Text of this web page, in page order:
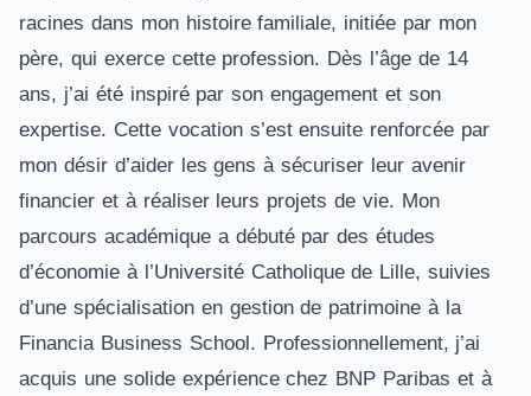
racines dans mon histoire familiale, initiée par mon
père, qui exerce cette profession. Dès l’âge de 14
ans, j’ai été inspiré par son engagement et son
expertise. Cette vocation s’est ensuite renforcée par
mon désir d’aider les gens à sécuriser leur avenir
financier et à réaliser leurs projets de vie. Mon
parcours académique a débuté par des études
d’économie à l’Université Catholique de Lille, suivies
d’une spécialisation en gestion de patrimoine à la
Financia Business School. Professionnellement, j’ai
acquis une solide expérience chez BNP Paribas et à